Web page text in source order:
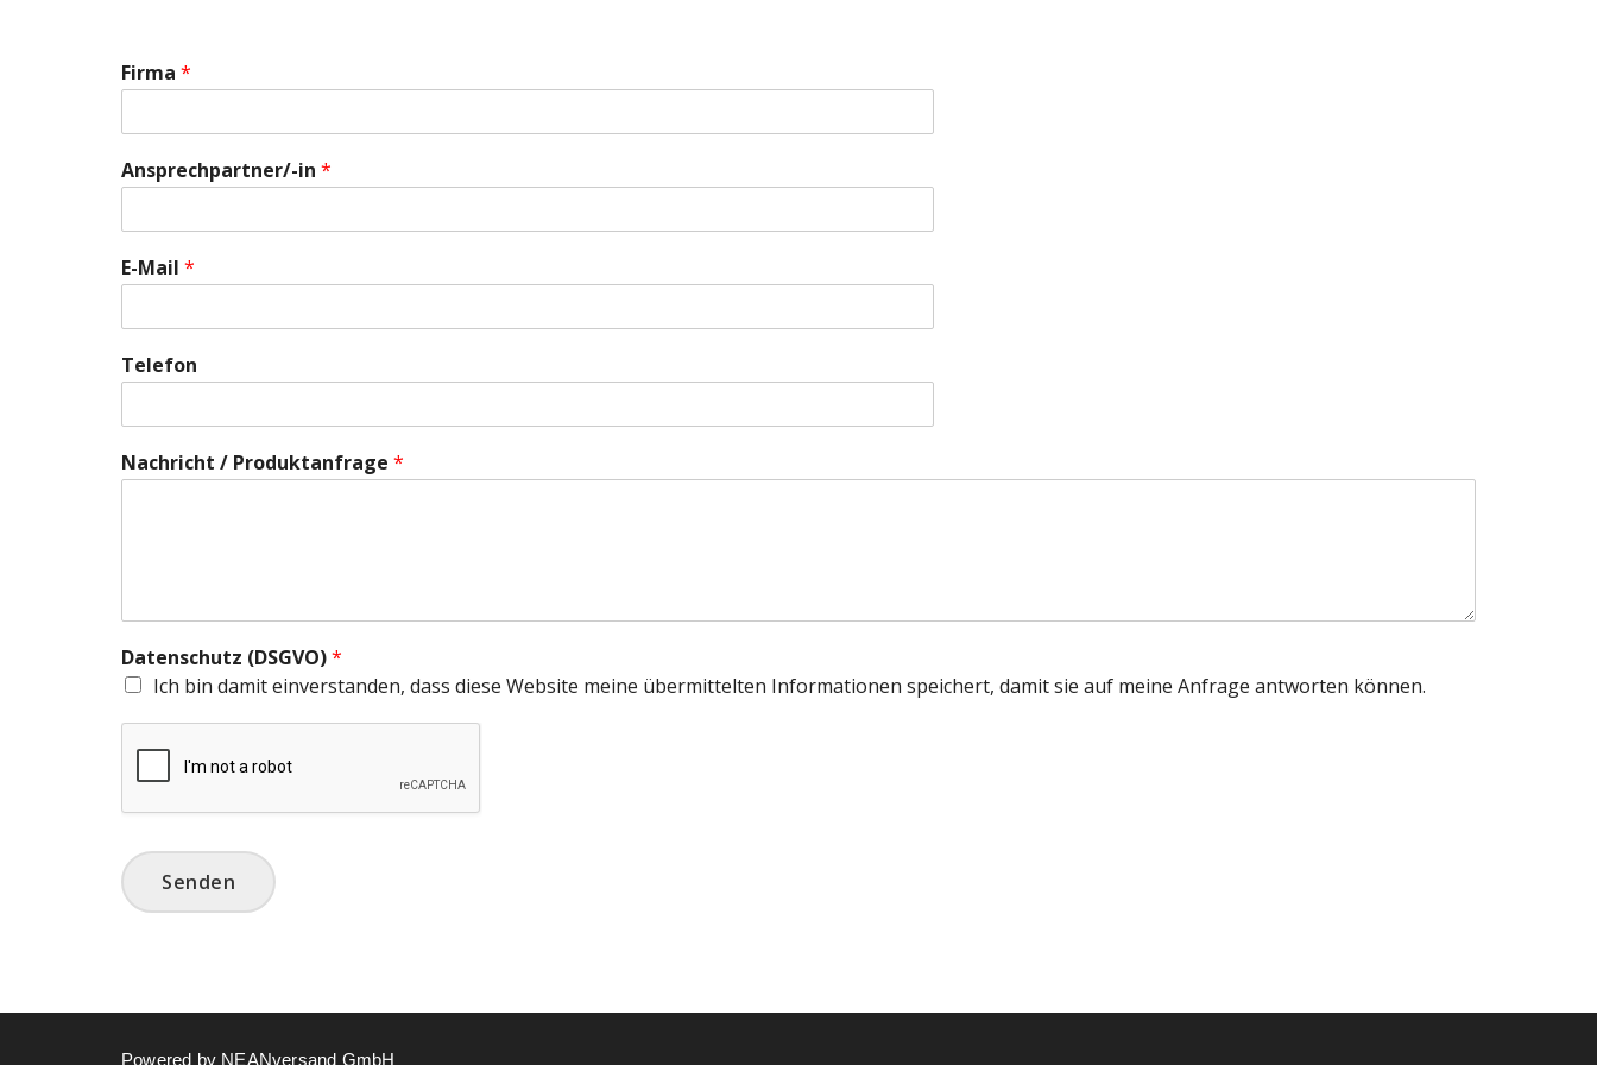
Firma *
Ansprechpartner/-in *
E-Mail *
Telefon
Nachricht / Produktanfrage *
Datenschutz (DSGVO)*
Ich bin damit einverstanden, dass diese Website meine übermittelten Informationen speichert, damit sie auf meine Anfrage antworten können.
Senden
Powered by NEANversand GmbH